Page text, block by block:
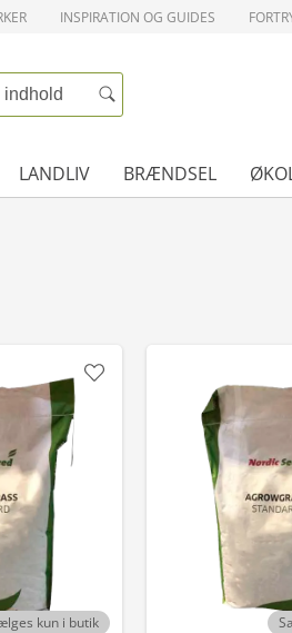
INSPIRATION OG GUIDES
LANDLIV BRÆNDSEL
kun i butik